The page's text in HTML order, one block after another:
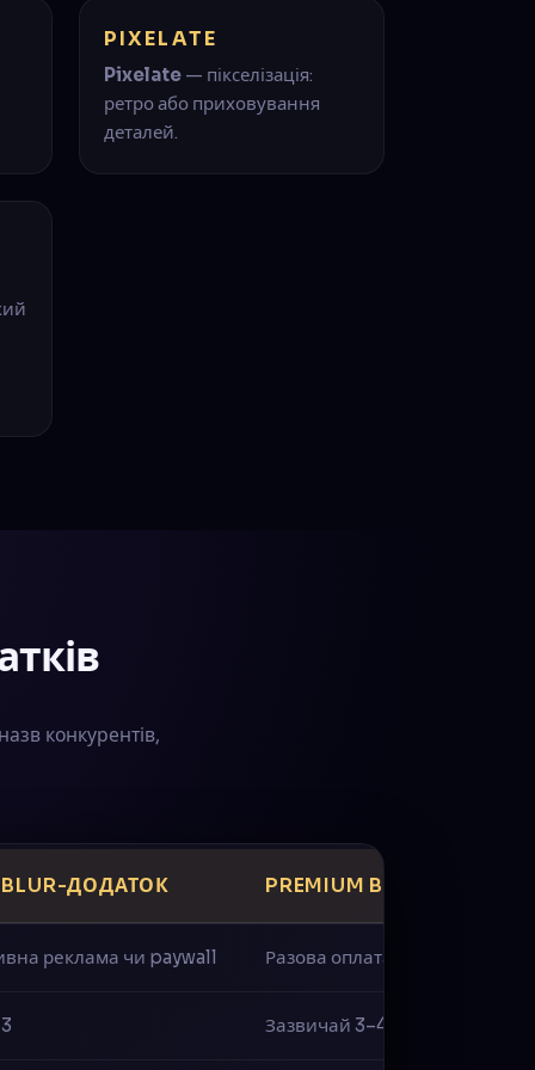
PIXELATE
Pixelate— пікселізація:
ретро або приховування
деталей.
конкурентів,
ДОДАТОК PREMIUM BLUR-
реклама чи paywall Разова оплата або підписка
Зазвичай 3–4